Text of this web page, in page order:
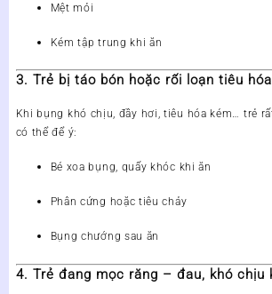
Mệt mỏi
Kém tập trung khi ăn
3. Trẻ bị táo bón hoặc rối loạn tiêu hóa
Khi bụng khó chịu, đầy hơi, tiêu hóa kém… trẻ
có thể để ý:
Bé xoa bụng, quấy khóc khi ăn
Phân cứng hoặc tiêu chảy
Bụng chướng sau ăn
4. Trẻ đang mọc răng – đau, khó chịu